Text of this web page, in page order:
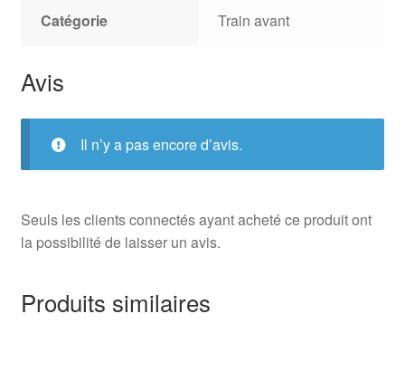
Catégorie Train avant
Avis
Il n’y a pas encore d’avis.
Seuls les clients connectés ayant acheté ce produit ont
la possibilité de laisser un avis.
Produits similaires